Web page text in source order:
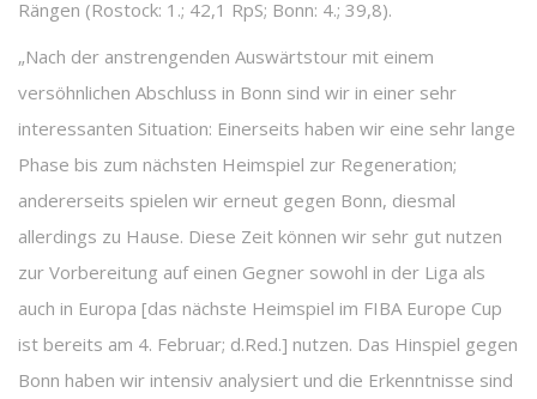
Rängen (Rostock: 1.; 42,1 RpS; Bonn: 4.; 39,8).
„Nach der anstrengenden Auswärtstour mit einem
versöhnlichen Abschluss in Bonn sind wir in einer sehr
interessanten Situation: Einerseits haben wir eine sehr lange
Phase bis zum nächsten Heimspiel zur Regeneration;
andererseits spielen wir erneut gegen Bonn, diesmal
allerdings zu Hause. Diese Zeit können wir sehr gut nutzen
zur Vorbereitung auf einen Gegner sowohl in der Liga als
auch in Europa [das nächste Heimspiel im FIBA Europe Cup
ist bereits am 4. Februar; d.Red.] nutzen. Das Hinspiel gegen
Bonn haben wir intensiv analysiert und die Erkenntnisse sind